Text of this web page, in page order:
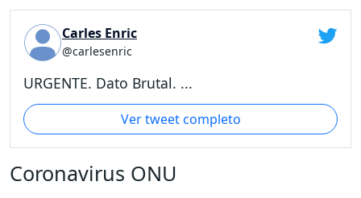
Carles Enric
@carlesenric
URGENTE. Dato Brutal. ...
Ver tweet completo
Coronavirus ONU